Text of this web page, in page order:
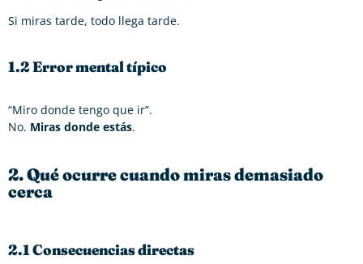
Si miras tarde, todo llega tarde.
1.2 Error mental típico
“Miro donde tengo que ir”.
No. Miras donde estás.
2. Qué ocurre cuando miras demasiado
cerca
2.1 Consecuencias directas